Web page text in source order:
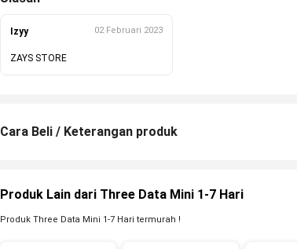
Izyy 02 Februari 2023
ZAYS STORE
Cara Beli / Keterangan produk
Produk Lain dari Three Data Mini 1-7 Hari
Produk Three Data Mini 1-7 Hari termurah !